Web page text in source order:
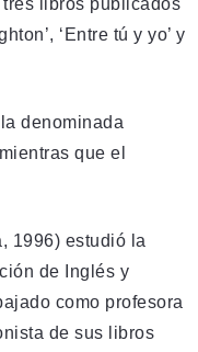
‘Entre tú y yo’ y
denominada
que el
1996) estudió la
de Inglés y
como profesora
de sus libros